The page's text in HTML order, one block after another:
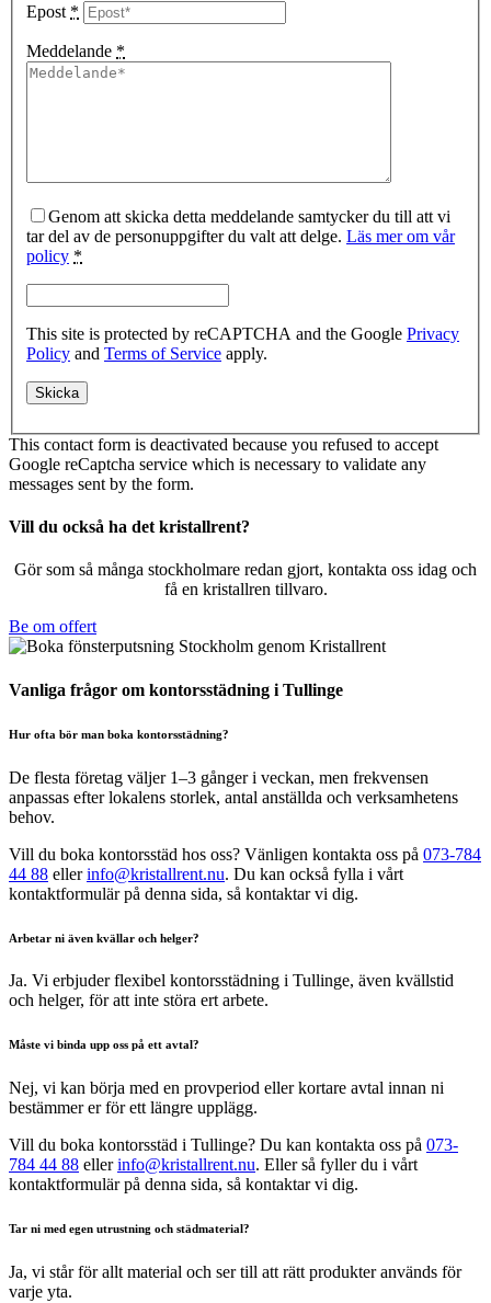
Epost *
Meddelande *
Genom att skicka detta meddelande samtycker du till att vi
tar del av de personuppgifter du valt att delge. Läs mer om vår
policy *
This site is protected by reCAPTCHA and the Google Privacy
Policy and Terms of Service apply.
This contact form is deactivated because you refused to accept
Google reCaptcha service which is necessary to validate any
messages sent by the form.
Vill du också ha det kristallrent?
Gör som så många stockholmare redan gjort, kontakta oss idag och
få en kristallren tillvaro.
Be om offert
Vanliga frågor om kontorsstädning i Tullinge
Hur ofta bör man boka kontorsstädning?
De flesta företag väljer 1–3 gånger i veckan, men frekvensen
anpassas efter lokalens storlek, antal anställda och verksamhetens
behov.
Vill du boka kontorsstäd hos oss? Vänligen kontakta oss på 073-784
44 88 ellerinfo@kristallrent.nu. Du kan också fylla i vårt
kontaktformulär på denna sida, så kontaktar vi dig.
Arbetar ni även kvällar och helger?
Ja. Vi erbjuder flexibel kontorsstädning i Tullinge, även kvällstid
och helger, för att inte störa ert arbete.
Måste vi binda upp oss på ett avtal?
Nej, vi kan börja med en provperiod eller kortare avtal innan ni
bestämmer er för ett längre upplägg.
Vill du boka kontorsstäd i Tullinge? Du kan kontakta oss på 073-
784 44 88 ellerinfo@kristallrent.nu. Eller så fyller du i vårt
kontaktformulär på denna sida, så kontaktar vi dig.
Tar ni med egen utrustning och städmaterial?
Ja, vi står för allt material och ser till att rätt produkter används för
varje yta.